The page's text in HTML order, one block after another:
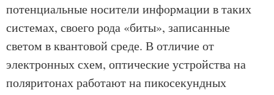
потенциальные носители информации в таких
системах, своего рода «биты», записанные
светом в квантовой среде. В отличие от
электронных схем, оптические устройства на
поляритонах работают на пикосекундных